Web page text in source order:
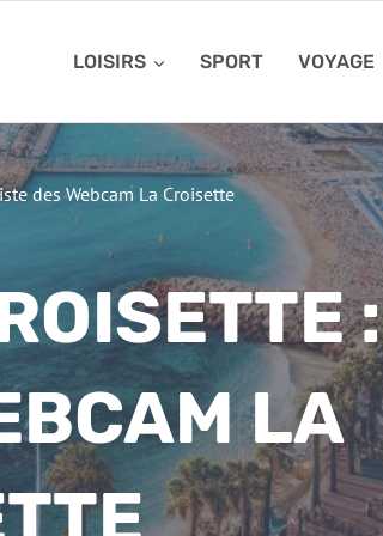
LOISIRS SPORT VOYAGE
des Webcam La Croisette
:
LA